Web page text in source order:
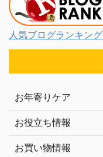
人気ブログランキング
お年寄りケア
お役立ち情報
お買い物情報